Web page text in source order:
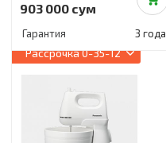
903 000 сум
Гарантия 3 года
Рассрочка0-35-12